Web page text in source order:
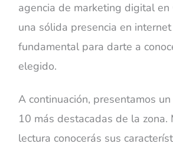
agencia de marketing digital en
una sólida presencia en
fundamental para darte a
elegido.
A continuación, presentamos
10 más destacadas de la zona.
lectura conocerás sus